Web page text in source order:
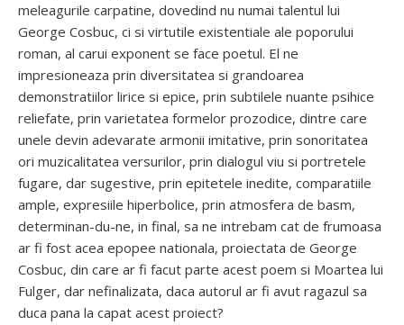
meleagurile carpatine, dovedind nu numai talentul lui
George Cosbuc, ci si virtutile existentiale ale poporului
roman, al carui exponent se face poetul. El ne
impresioneaza prin diversitatea si grandoarea
demonstratiilor lirice si epice, prin subtilele nuante psihice
reliefate, prin varietatea formelor prozodice, dintre care
unele devin adevarate armonii imitative, prin sonoritatea
ori muzicalitatea versurilor, prin dialogul viu si portretele
fugare, dar sugestive, prin epitetele inedite, comparatiile
ample, expresiile hiperbolice, prin atmosfera de basm,
determinan-du-ne, in final, sa ne intrebam cat de frumoasa
ar fi fost acea epopee nationala, proiectata de George
Cosbuc, din care ar fi facut parte acest poem si Moartea lui
Fulger, dar nefinalizata, daca autorul ar fi avut ragazul sa
duca pana la capat acest proiect?